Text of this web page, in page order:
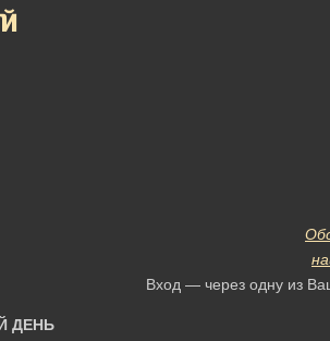
Вход — через одну из
ДЕНЬ